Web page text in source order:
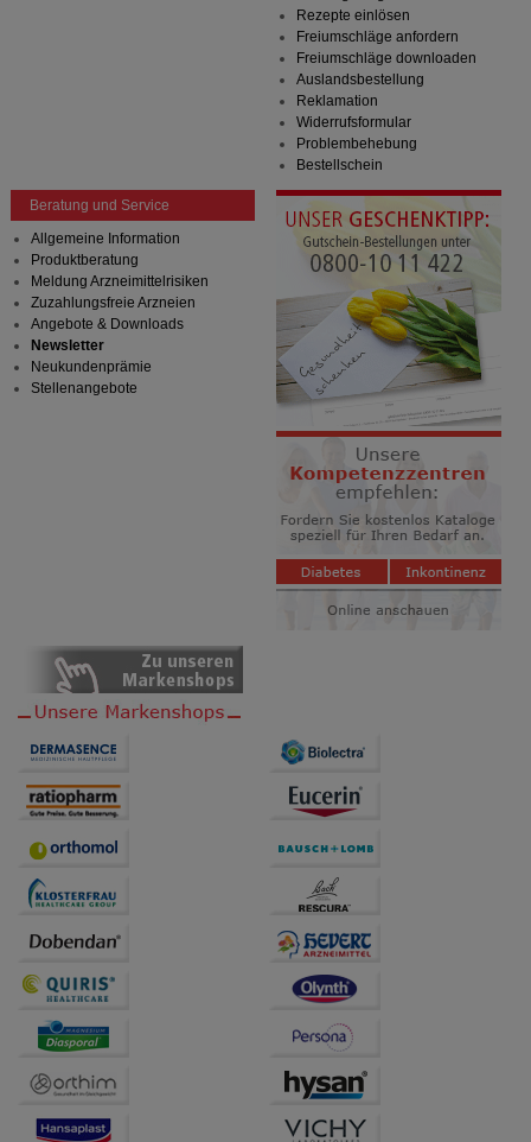
Rezepte einlösen
Freiumschläge anfordern
Freiumschläge downloaden
Auslandsbestellung
Reklamation
Widerrufsformular
Problembehebung
Bestellschein
Beratung und Service
Allgemeine Information
Produktberatung
Meldung Arzneimittelrisiken
Zuzahlungsfreie Arzneien
Angebote & Downloads
Newsletter
Neukundenprämie
Stellenangebote